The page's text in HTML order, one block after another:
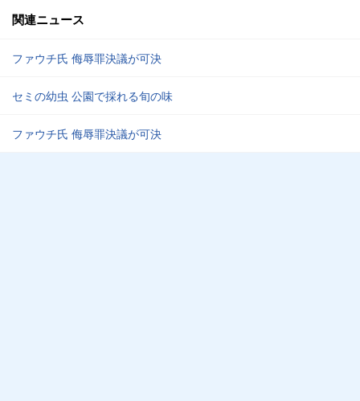
関連ニュース
ファウチ氏 侮辱罪決議が可決
セミの幼虫 公園で採れる旬の味
ファウチ氏 侮辱罪決議が可決